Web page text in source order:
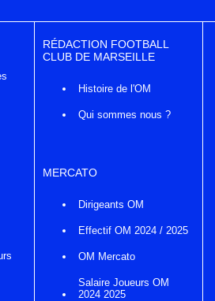
RÉDACTION FOOTBALL
CLUB DE MARSEILLE
Histoire de l'OM
Qui sommes nous ?
MERCATO
Dirigeants OM
Effectif OM 2024 / 2025
OM Mercato
Salaire Joueurs OM
2024 2025